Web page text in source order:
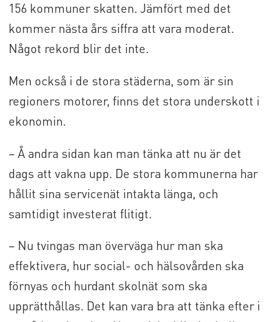
156 kommuner skatten. Jämfört med det
kommer nästa års siffra att vara moderat.
Något rekord blir det inte.
Men också i de stora städerna, som är sin
regioners motorer, finns det stora underskott i
ekonomin.
– Å andra sidan kan man tänka att nu är det
dags att vakna upp. De stora kommunerna har
hållit sina servicenät intakta länga, och
samtidigt investerat flitigt.
– Nu tvingas man överväga hur man ska
effektivera, hur social- och hälsovården ska
förnyas och hurdant skolnät som ska
upprätthållas. Det kan vara bra att tänka efter i